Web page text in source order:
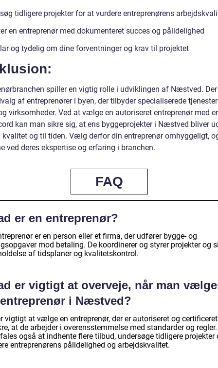
tidligere projekter for at vurdere entreprenørens
en entreprenør med dokumenteret succes og pålidelighed
og tydelig om dine forventninger og krav til projektet
spiller en vigtig rolle i udviklingen af Næstved. Der
af entreprenører i byen, der tilbyder specialiserede
virksomheder. Ved at vælge en autoriseret entreprenør med
kan man sikre sig, at ens byggeprojekter i Næstved bliver
kvalitet og til tiden. Vælg derfor din entreprenør omhyggeligt,
ved deres ekspertise og erfaring i branchen.
FAQ
er en entreprenør?
er en person eller et firma, der udfører bygge- og
mod betaling. De koordinerer og styrer projekter og
af tidsplaner og kvalitetskontrol.
er vigtigt at overveje, når man
i Næstved?
vigtigt at vælge en entreprenør, der er autoriseret og
at de arbejder i overensstemmelse med standarder og
også at indhente flere tilbud, undersøge tidligere projekter
entreprenørens pålidelighed og arbejdskvalitet.